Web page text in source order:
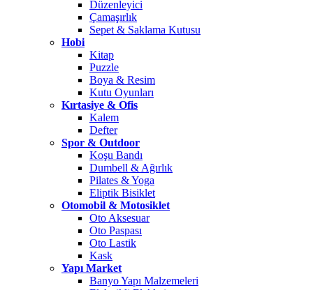
Düzenleyici
Çamaşırlık
Sepet & Saklama Kutusu
Hobi
Kitap
Puzzle
Boya & Resim
Kutu Oyunları
Kırtasiye & Ofis
Kalem
Defter
Spor & Outdoor
Koşu Bandı
Dumbell & Ağırlık
Pilates & Yoga
Eliptik Bisiklet
Otomobil & Motosiklet
Oto Aksesuar
Oto Paspası
Oto Lastik
Kask
Yapı Market
Banyo Yapı Malzemeleri